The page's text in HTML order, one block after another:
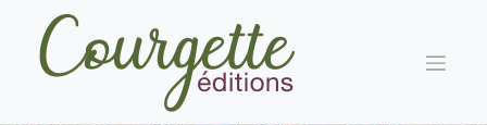
content